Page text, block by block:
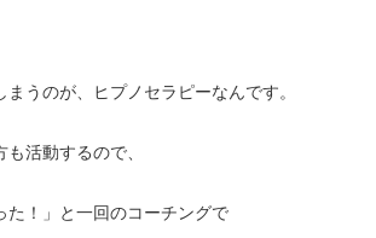
うのが、ヒプノセラピーなんです。
活動するので、
！」と一回のコーチングで